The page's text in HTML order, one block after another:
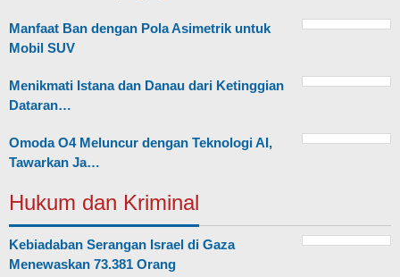
Manfaat Ban dengan Pola Asimetrik untuk
Mobil SUV
Menikmati Istana dan Danau dari Ketinggian
Dataran…
Omoda O4 Meluncur dengan Teknologi AI,
Tawarkan Ja…
Hukum dan Kriminal
Kebiadaban Serangan Israel di Gaza
Menewaskan 73.381 Orang